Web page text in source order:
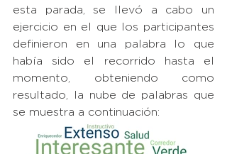
esta parada, se llevó a cabo un
ejercicio en el que los participantes
definieron en una palabra lo que
había sido el recorrido hasta el
momento, obteniendo como
resultado, la nube de palabras que
se muestra a continuación: